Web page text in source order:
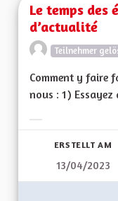
Le temps des
d’actualité
Teilnehmer
Comment y faire
nous : 1)
ERSTELLT AM
13/04/2023